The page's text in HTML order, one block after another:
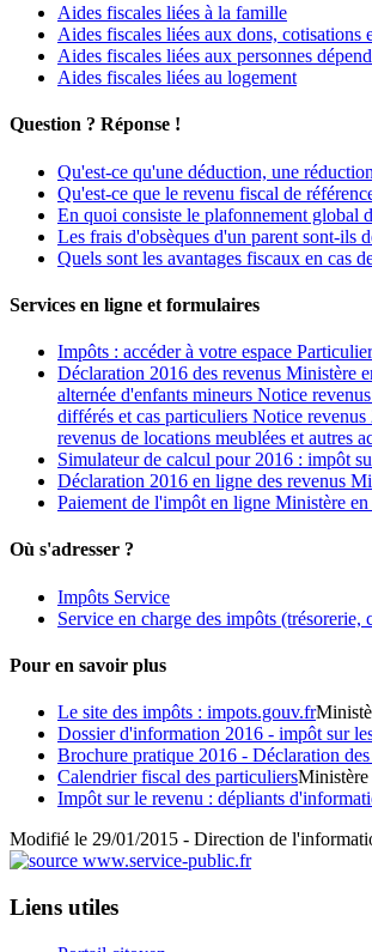
Aides fiscales liées à la famille
Aides fiscales liées aux dons, cotisations
Aides fiscales liées aux personnes
Aides fiscales liées au logement
Question ? Réponse !
Qu'est-ce qu'une déduction, une
Qu'est-ce que le revenu fiscal de
En quoi consiste le plafonnement global
Les frais d'obsèques d'un parent sont-ils
Quels sont les avantages fiscaux en cas
Services en ligne et formulaires
Impôts : accéder à votre espace
Déclaration 2016 des revenus Ministère
alternée d'enfants mineurs Notice
différés et cas particuliers Notice
revenus de locations meublées et autres
Simulateur de calcul pour 2016 : impôt
Déclaration 2016 en ligne des revenus
Paiement de l'impôt en ligne Ministère en
Où s'adresser ?
Impôts Service
Service en charge des impôts (trésorerie,
Pour en savoir plus
Le site des impôts : impots.gouv.fr
Dossier d'information 2016 - impôt sur
Brochure pratique 2016 - Déclaration
Calendrier fiscal des particuliersMinistère
Impôt sur le revenu : dépliants
Modifié le 29/01/2015 - Direction de
Liens utiles